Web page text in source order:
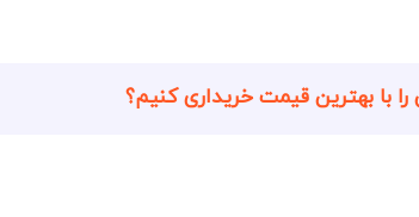
با بهترین قیمت خریداری کنیم؟